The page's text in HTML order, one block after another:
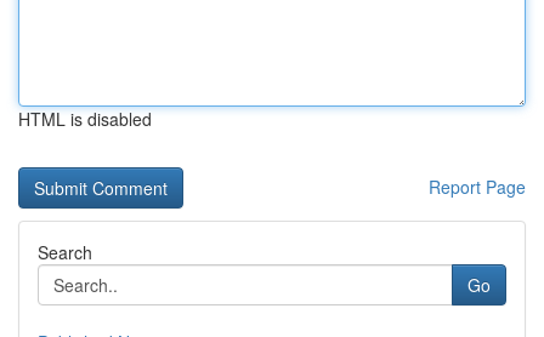
HTML is disabled
Report Page
Search
Go